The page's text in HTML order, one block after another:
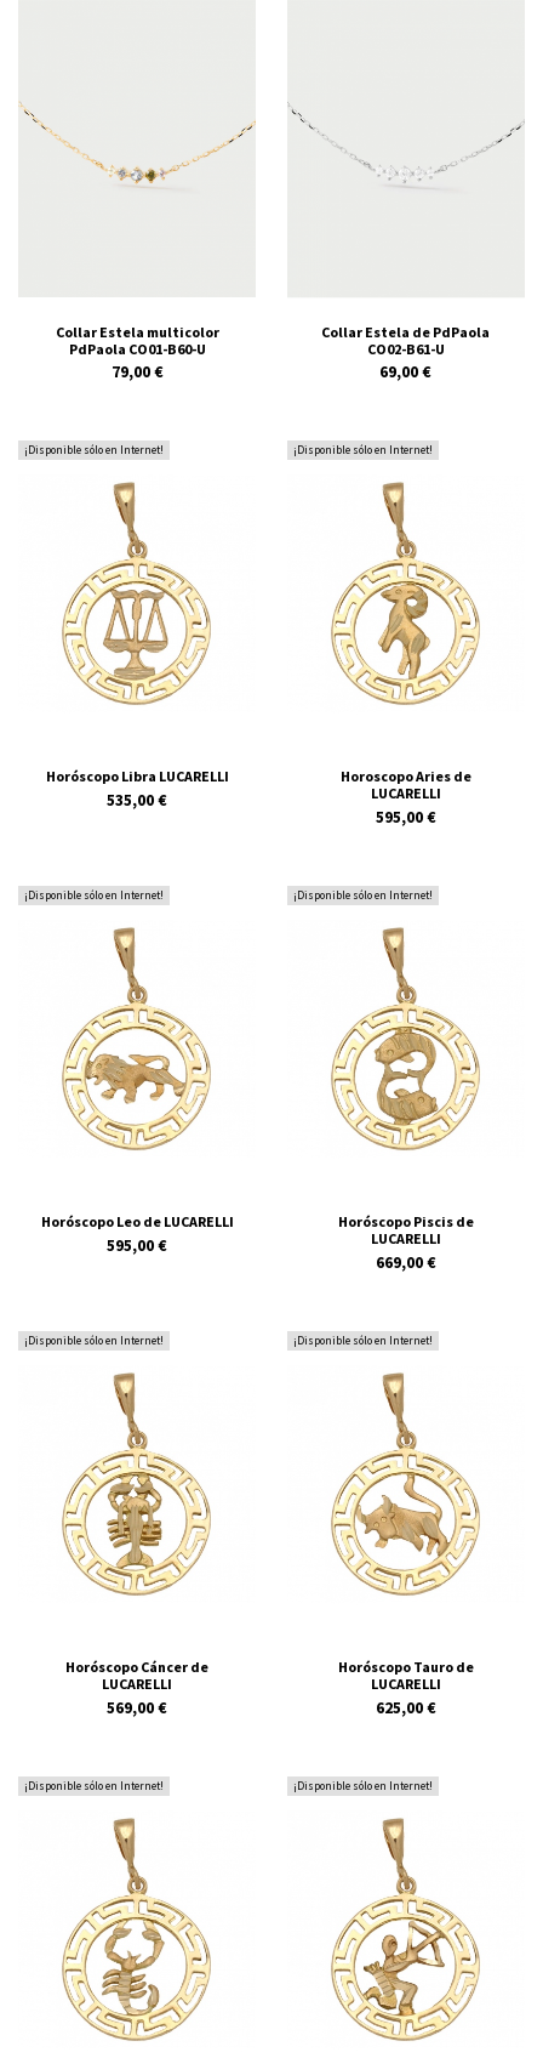
Collar Estela multicolor
PdPaola CO01-B60-U
79,00 €
Collar Estela de PdPaola
CO02-B61-U
69,00 €
¡Disponible sólo en Internet!
Horóscopo Libra LUCARELLI
535,00 €
¡Disponible sólo en Internet!
Horoscopo Aries de
LUCARELLI
595,00 €
¡Disponible sólo en Internet!
Horóscopo Leo de LUCARELLI
595,00 €
¡Disponible sólo en Internet!
Horóscopo Piscis de
LUCARELLI
669,00 €
¡Disponible sólo en Internet!
Horóscopo Cáncer de
LUCARELLI
569,00 €
¡Disponible sólo en Internet!
Horóscopo Tauro de
LUCARELLI
625,00 €
¡Disponible sólo en Internet! ¡Disponible sólo en Internet!